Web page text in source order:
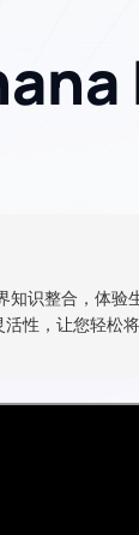
识整合，体验
性，让您轻松将